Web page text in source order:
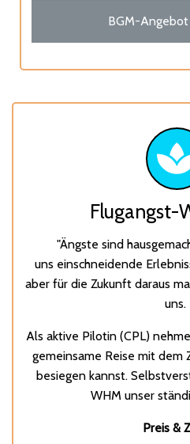
BGM-
Flugangst-
"Ängste sind
uns einschneidende
aber für die Zukunft daraus
uns.
Als aktive Pilotin (CPL)
gemeinsame Reise mit dem
besiegen kannst.
WHM unser
Preis &